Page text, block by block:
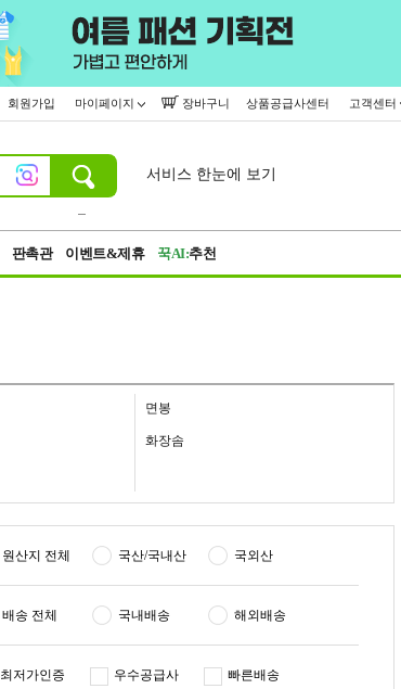
회원가입 마이페이지 장바구니 상품공급사센터 고객센터
서비스 한눈에 보기
판촉관 이벤트&제휴 꾹AI:추천
면봉
화장솜
원산지 전체 국산/국내산 국외산
배송 전체 국내배송 해외배송
최저가인증 우수공급사 빠른배송